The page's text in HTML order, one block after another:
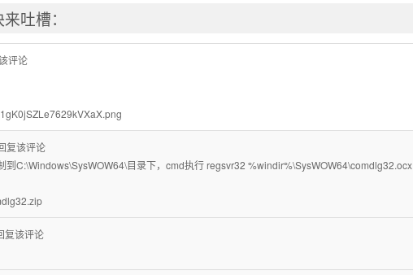
吐槽：
评论
复该评论
到C:\Windows\SysWOW64\目录下，cmd执行 regsvr32
复该评论